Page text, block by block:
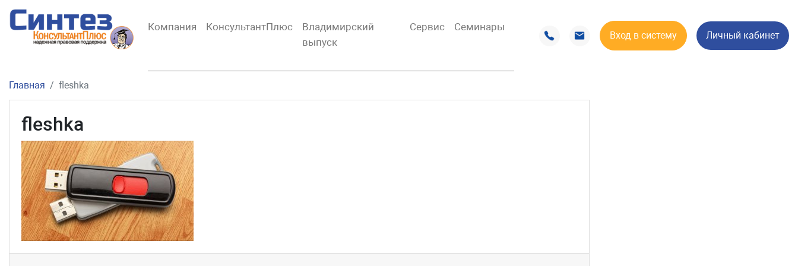
Компания КонсультантПлюс
Владимирский
выпуск
Сервис Семинары
Вход в систему Личный кабинет
Главная fleshka
fleshka